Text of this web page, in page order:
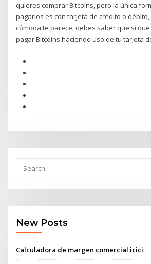
quieres comprar Bitcoins, pero la única
pagarlos es con tarjeta de crédito o
cómoda te parece; debes saber que sí
pagar Bitcoins haciendo uso de tu tarjeta
New Posts
Calculadora de margen comercial icici